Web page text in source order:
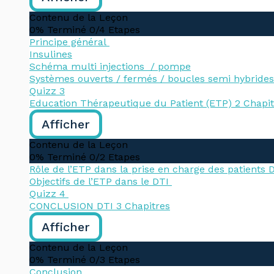
Contenu de la Leçon
0% Terminé 0/4 Etapes
Principe général
Insulines
Schéma multi injections / pompe
Systèmes ouverts / fermés / boucles semi hybrides
Quizz 3
Education Thérapeutique du Patient (ETP) 2
Afficher
Contenu de la Leçon
0% Terminé 0/2 Etapes
Rôle de l’ETP dans la prise en charge des patients
Objectifs de l’ETP dans le DTI
Quizz 4
CONCLUSION DTI 3 Chapitres
Afficher
Contenu de la Leçon
0% Terminé 0/3 Etapes